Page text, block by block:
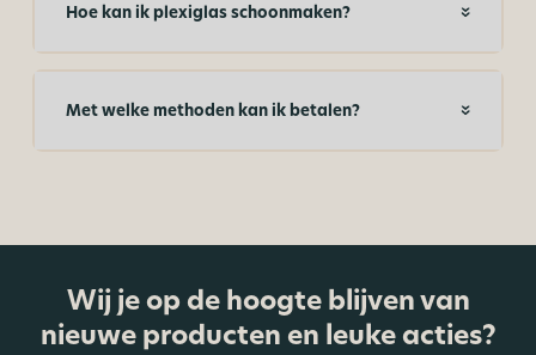
Hoe kan ik plexiglas schoonmaken?
Met welke methoden kan ik betalen?
Wij je op de hoogte blijven van
nieuwe producten en leuke acties?